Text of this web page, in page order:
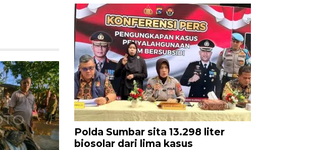
Polda Sumbar sita 13.298 liter
biosolar dari lima kasus